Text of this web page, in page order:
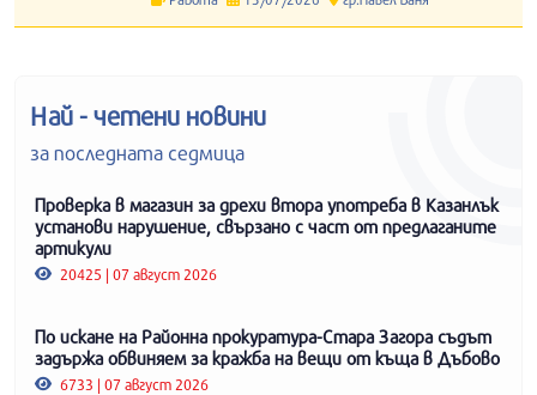
Най - четени новини
за последната седмица
Проверка в магазин за дрехи втора употреба в Казанлък
установи нарушение, свързано с част от предлаганите
артикули
20425 | 07 август 2026
По искане на Районна прокуратура-Стара Загора съдът
задържа обвиняем за кражба на вещи от къща в Дъбово
6733 | 07 август 2026